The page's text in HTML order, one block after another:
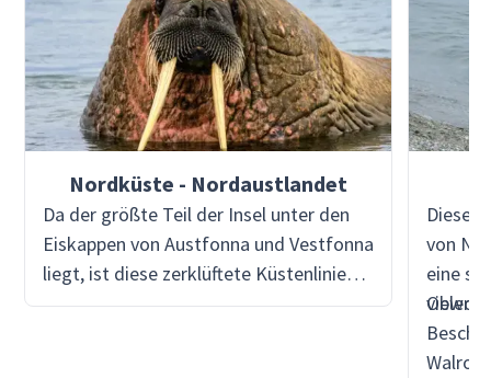
Nordküste - Nordaustlandet
Da der größte Teil der Insel unter den
Eiskappen von Austfonna und Vestfonna
liegt, ist diese zerklüftete Küstenlinie
nicht von der Eiskappe bedeckt, auch
Diese
von
eine
vielen